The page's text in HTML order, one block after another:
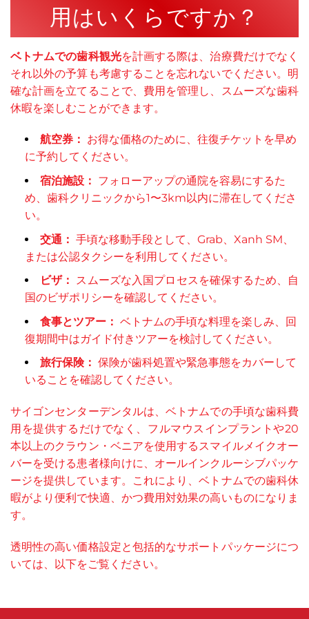
用はいくらですか？
ベトナムでの歯科観光を計画する際は、治療費だけでなく
それ以外の予算も考慮することを忘れないでください。明
確な計画を立てることで、費用を管理し、スムーズな歯科
休暇を楽しむことができます。
航空券： お得な価格のために、往復チケットを早め
に予約してください。
宿泊施設： フォローアップの通院を容易にするた
め、歯科クリニックから1〜3km以内に滞在してくださ
い。
交通： 手頃な移動手段として、Grab、Xanh SM、
または公認タクシーを利用してください。
ビザ： スムーズな入国プロセスを確保するため、自
国のビザポリシーを確認してください。
食事とツアー： ベトナムの手頃な料理を楽しみ、回
復期間中はガイド付きツアーを検討してください。
旅行保険： 保険が歯科処置や緊急事態をカバーして
いることを確認してください。
サイゴンセンターデンタルは、ベトナムでの手頃な歯科費
用を提供するだけでなく、フルマウスインプラントや20
本以上のクラウン・ベニアを使用するスマイルメイクオー
バーを受ける患者様向けに、オールインクルーシブパッケ
ージを提供しています。これにより、ベトナムでの歯科休
暇がより便利で快適、かつ費用対効果の高いものになりま
す。
透明性の高い価格設定と包括的なサポートパッケージにつ
いては、以下をご覧ください。